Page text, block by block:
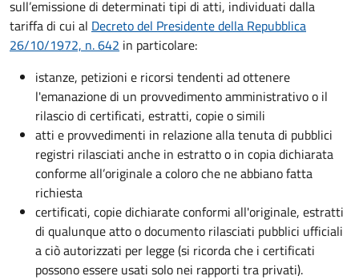
sull’emissione di determinati tipi di atti, individuati dalla
tariffa di cui al Decreto del Presidente della Repubblica
26/10/1972, n. 642 in particolare:
istanze, petizioni e ricorsi tendenti ad ottenere
l'emanazione di un provvedimento amministrativo o il
rilascio di certificati, estratti, copie o simili
atti e provvedimenti in relazione alla tenuta di pubblici
registri rilasciati anche in estratto o in copia dichiarata
conforme all’originale a coloro che ne abbiano fatta
richiesta
certificati, copie dichiarate conformi all'originale, estratti
di qualunque atto o documento rilasciati pubblici ufficiali
a ciò autorizzati per legge (si ricorda che i certificati
possono essere usati solo nei rapporti tra privati).